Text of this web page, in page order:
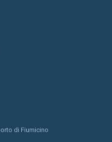
di Fiumicino